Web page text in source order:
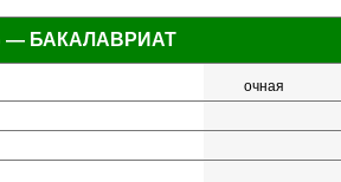
БАКАЛАВРИАТ
очная